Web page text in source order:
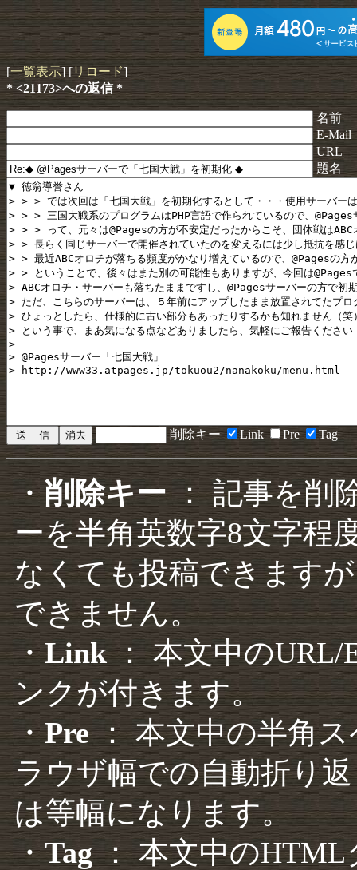
[一覧表示] [リロード]
* <21173>への返信 *
名前
E-Mail
URL
題名
削除キー Link Pre Tag
・削除キー： 記事を削
ーを半角英数字8文字程
なくても投稿できます
できません。
・Link： 本文中のURL/
ンクが付きます。
・Pre： 本文中の半角
ラウザ幅での自動折り
は等幅になります。
・Tag： 本文中のHTML